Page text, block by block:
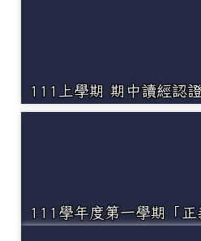
111上學期 期中讀經認
111學年度第一學期「正